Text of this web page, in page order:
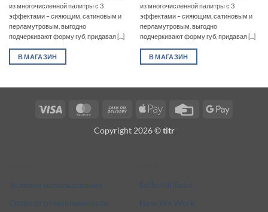
из многочисленной палитры с 3
эффектами – сияющим, сатиновым и
перламутровым, выгодно
подчеркивают форму губ, придавая [...]
В МАГАЗИН
из многочисленной палитры с 3
эффектами – сияющим, сатиновым и
перламутровым, выгодно
подчеркивают форму губ, придавая [...]
В МАГАЗИН
Visa MasterCardCash
Delivery
Apple
Credit
Google
Copyright 2026 ©titr
Условия использования
Отказ от ответственности
Editorial Team
How We Work